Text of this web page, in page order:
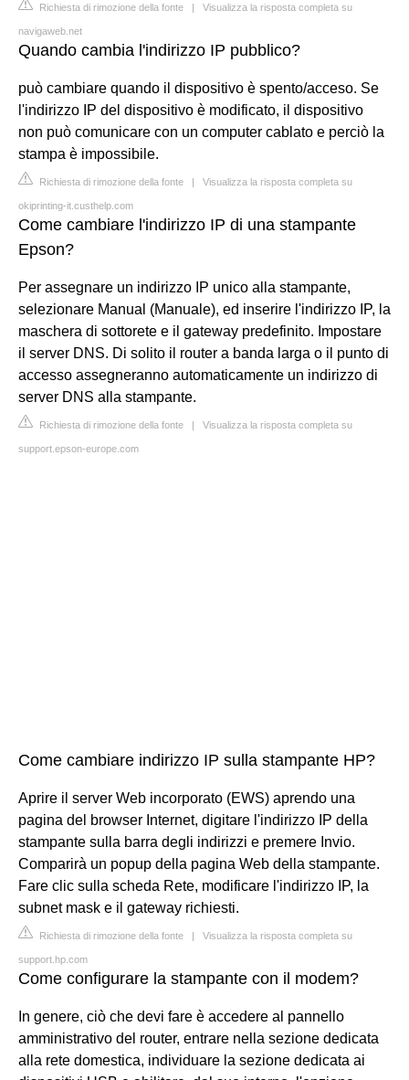
Richiesta di rimozione della fonte | Visualizza la risposta completa su
navigaweb.net
Quando cambia l'indirizzo IP pubblico?
può cambiare quando il dispositivo è spento/acceso. Se
l'indirizzo IP del dispositivo è modificato, il dispositivo
non può comunicare con un computer cablato e perciò la
stampa è impossibile.
Richiesta di rimozione della fonte | Visualizza la risposta completa su
okiprinting-it.custhelp.com
Come cambiare l'indirizzo IP di una stampante
Epson?
Per assegnare un indirizzo IP unico alla stampante,
selezionare Manual (Manuale), ed inserire l'indirizzo IP, la
maschera di sottorete e il gateway predefinito. Impostare
il server DNS. Di solito il router a banda larga o il punto di
accesso assegneranno automaticamente un indirizzo di
server DNS alla stampante.
Richiesta di rimozione della fonte | Visualizza la risposta completa su
support.epson-europe.com
Come cambiare indirizzo IP sulla stampante HP?
Aprire il server Web incorporato (EWS) aprendo una
pagina del browser Internet, digitare l'indirizzo IP della
stampante sulla barra degli indirizzi e premere Invio.
Comparirà un popup della pagina Web della stampante.
Fare clic sulla scheda Rete, modificare l'indirizzo IP, la
subnet mask e il gateway richiesti.
Richiesta di rimozione della fonte | Visualizza la risposta completa su
support.hp.com
Come configurare la stampante con il modem?
In genere, ciò che devi fare è accedere al pannello
amministrativo del router, entrare nella sezione dedicata
alla rete domestica, individuare la sezione dedicata ai